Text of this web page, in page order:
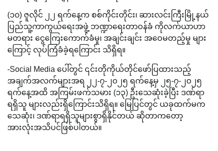
(၁၀) ဇူလိုင် ၂၂ ရက်နေ့က စစ်ကိုင်းတိုင်း၊ ဆားလင်းကြီးမြို့နယ်
ပြည်သူ့ကာကွယ်ရေးအဖွဲ့ ဘဏ္ဍာရေးတာဝန်ခံ ကိုလက်ယာဟာ
မတရား ငွေကြေးကောက်ခံမှု၊ အချင်းချင်း အဝေမတည့်မှု များ
ကြောင့် လုပ်ကြံခံခဲ့ရကြောင်း သိရှိရ။
-Social Media ပေါ်တွင် ၎င်းတိုကိုယ်တိုင်ဖော်ပြထားသည့်
အချက်အလက်များအရ ၂၂-၇-၂၀၂၅ ရက်နေ့မှ ၂၅-၇-၂၀၂၅
ရက်နေ့အထိ အကြမ်းဖက်သမား (၁၃) ဦးသေဆုံးခဲ့ပြီး ဒဏ်ရာ
ရရှိသူ များလည်းရှိကြောင်းသိရှိရ။ မြေပြင်တွင် ယခုထက်မက
သေဆုံး၊ ဒဏ်ရာရရှိသူများစွာရှိနိုင်တယ် ဆိုတာကတော့
အားလုံးအသိပင်ဖြစ်ပါတယ်။